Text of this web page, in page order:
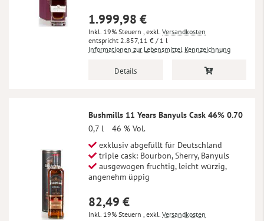
1.999,98 €
Inkl. 19% Steuern exkl. Versandkosten
2.857,11 € / 1 l
Informationen zur Lebensmittel Kennzeichnung
Details
Bushmills 11 Years Banyuls Cask 46% 0.70
0,7 l
46 % Vol.
exklusiv abgefüllt für Deutschland
triple cask: Bourbon, Sherry, Banyuls
ausgewogen fruchtig, leicht würzig,
angenehm üppig
82,49 €
Inkl. 19% Steuern exkl. Versandkosten